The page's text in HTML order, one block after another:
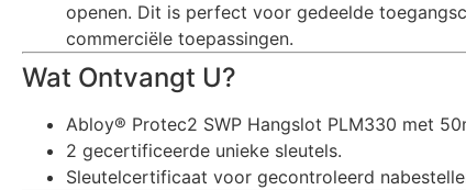
openen. Dit is perfect voor gedeelde
commerciële toepassingen.
Wat Ontvangt U?
Abloy® Protec2 SWP Hangslot PLM330 met
2 gecertificeerde unieke sleutels.
Sleutelcertificaat voor gecontroleerd